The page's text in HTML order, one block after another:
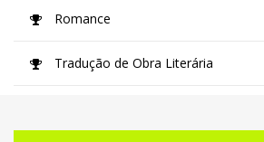
Romance
Tradução de Obra Literária